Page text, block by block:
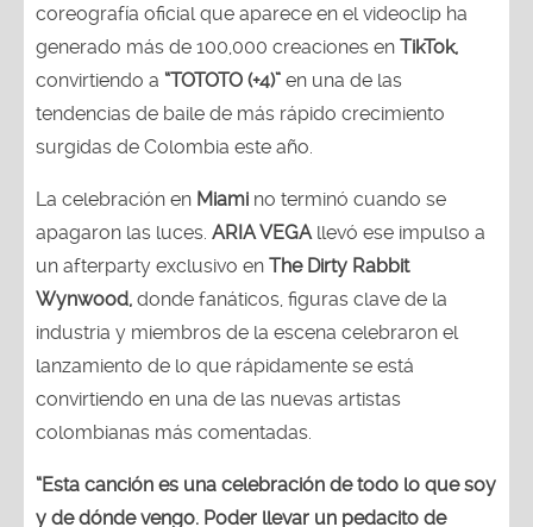
coreografía oficial que aparece en el videoclip ha
generado más de 100,000 creaciones en TikTok,
convirtiendo a “TOTOTO (+4)” en una de las
tendencias de baile de más rápido crecimiento
surgidas de Colombia este año.
La celebración en Miami no terminó cuando se
apagaron las luces. ARIA VEGA llevó ese impulso a
un afterparty exclusivo en The Dirty Rabbit
Wynwood, donde fanáticos, figuras clave de la
industria y miembros de la escena celebraron el
lanzamiento de lo que rápidamente se está
convirtiendo en una de las nuevas artistas
colombianas más comentadas.
“Esta canción es una celebración de todo lo que soy
y de dónde vengo. Poder llevar un pedacito de